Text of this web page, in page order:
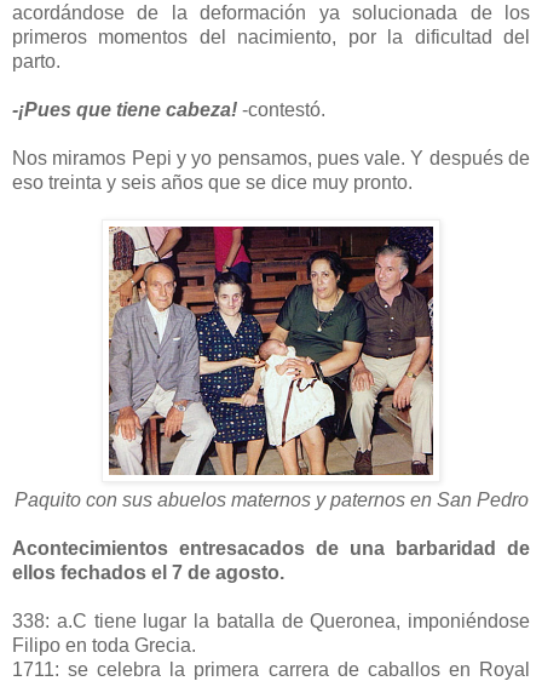
acordándose de la deformación ya solucionada de los
primeros momentos del nacimiento, por la dificultad del
parto.
-¡Pues que tiene cabeza! -contestó.
Nos miramos Pepi y yo pensamos, pues vale. Y después de
eso treinta y seis años que se dice muy pronto.
Paquito con sus abuelos maternos y paternos en San Pedro
Acontecimientos entresacados de una barbaridad de
ellos fechados el 7 de agosto.
338: a.C tiene lugar la batalla de Queronea, imponiéndose
Filipo en toda Grecia.
1711: se celebra la primera carrera de caballos en Royal